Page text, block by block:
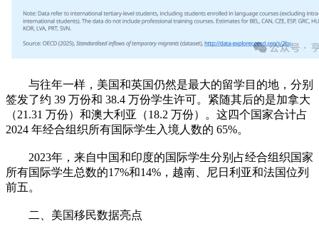
与往年一样，美国和英国仍然是最大的留学目的地，分别
签发了约 39 万份和 38.4 万份学生许可。紧随其后的是加拿大
（21.31 万份）和澳大利亚（18.2 万份）。这四个国家合计占
2024 年经合组织所有国际学生入境人数的 65%。
2023年，来自中国和印度的国际学生分别占经合组织国家
所有国际学生总数的17%和14%，越南、尼日利亚和法国位列
前五。
二、美国移民数据亮点